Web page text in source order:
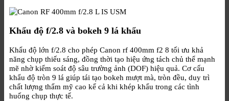
Khẩu độ f/2.8 và bokeh 9 lá khẩu
Khẩu độ lớn f/2.8 cho phép Canon rf 400mm f2 8 tối ưu khả
năng chụp thiếu sáng, đồng thời tạo hiệu ứng tách chủ thể mạnh
mẽ nhờ kiểm soát độ sâu trường ảnh (DOF) hiệu quả. Cơ cấu
khẩu độ tròn 9 lá giúp tái tạo bokeh mượt mà, tròn đều, duy trì
chất lượng thẩm mỹ cao kể cả khi khép khẩu trong các tình
huống chụp thực tế.